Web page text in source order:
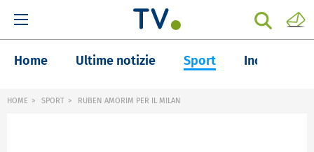
Home Ultime notizie Sport Inchieste
HOME SPORT RUBEN AMORIM PER IL MILAN